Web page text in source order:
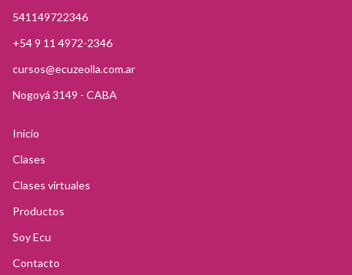
541149722346
+54 9 11 4972-2346
cursos@ecuzeolla.com.ar
Nogoyá 3149 - CABA
Inicio
Clases
Clases virtuales
Productos
Soy Ecu
Contacto